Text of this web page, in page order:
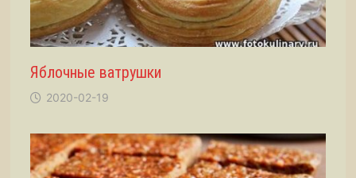
Яблочные ватрушки
2020-02-19